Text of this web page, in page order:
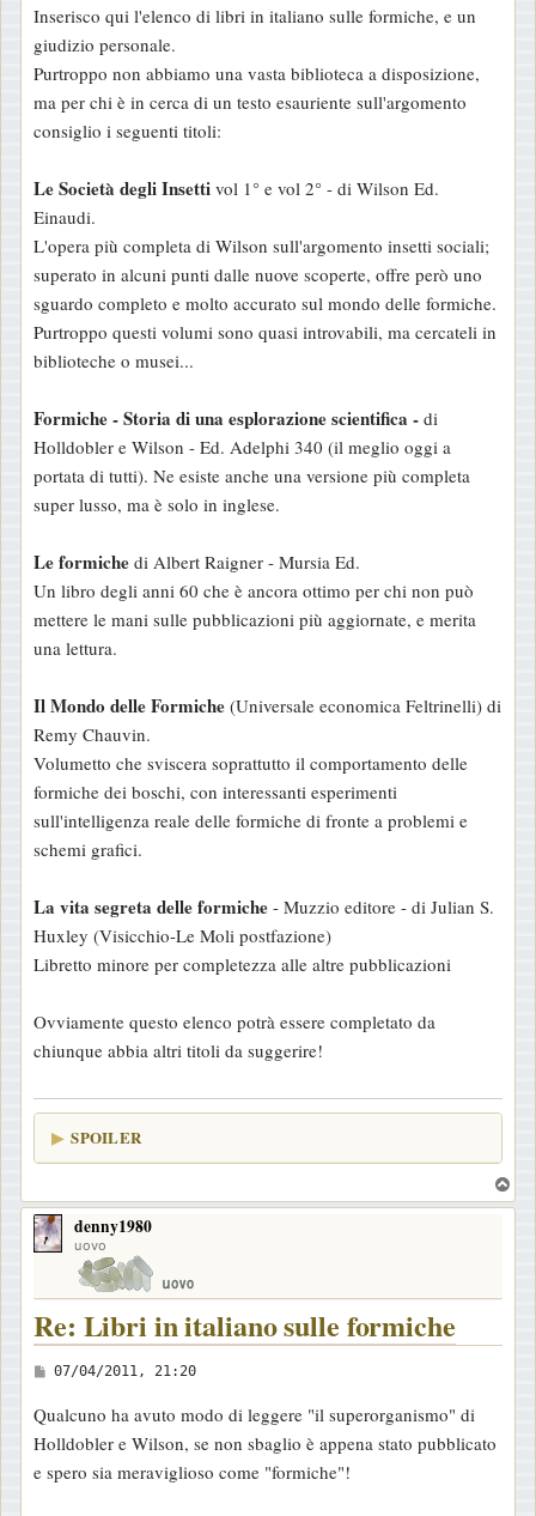
s
s
a
g
g
o
Inserisco qui l'elenco di libri in italiano sulle formiche, e un
giudizio personale.
Purtroppo non abbiamo una vasta biblioteca a disposizione,
ma per chi è in cerca di un testo esauriente sull'argomento
consiglio i seguenti titoli:
Le Società degli Insetti vol 1° e vol 2° - di Wilson Ed.
Einaudi.
L'opera più completa di Wilson sull'argomento insetti sociali;
superato in alcuni punti dalle nuove scoperte, offre però uno
sguardo completo e molto accurato sul mondo delle formiche.
Purtroppo questi volumi sono quasi introvabili, ma cercateli in
biblioteche o musei...
Formiche - Storia di una esplorazione scientifica - di
Holldobler e Wilson - Ed. Adelphi 340 (il meglio oggi a
portata di tutti). Ne esiste anche una versione più completa
super lusso, ma è solo in inglese.
Le formiche di Albert Raigner - Mursia Ed.
Un libro degli anni 60 che è ancora ottimo per chi non può
mettere le mani sulle pubblicazioni più aggiornate, e merita
una lettura.
Il Mondo delle Formiche (Universale economica Feltrinelli) di
Remy Chauvin.
Volumetto che sviscera soprattutto il comportamento delle
formiche dei boschi, con interessanti esperimenti
sull'intelligenza reale delle formiche di fronte a problemi e
schemi grafici.
La vita segreta delle formiche - Muzzio editore - di Julian S.
Huxley (Visicchio-Le Moli postfazione)
Libretto minore per completezza alle altre pubblicazioni
Ovviamente questo elenco potrà essere completato da
chiunque abbia altri titoli da suggerire!
SPOILER
o
denny1980
uovo
Re: Libri in italiano sulle formiche
M
s
s
a
07/04/2011, 21:20
Qualcuno ha avuto modo di leggere "il superorganismo" di
Holldobler e Wilson, se non sbaglio è appena stato pubblicato
e spero sia meraviglioso come "formiche"!